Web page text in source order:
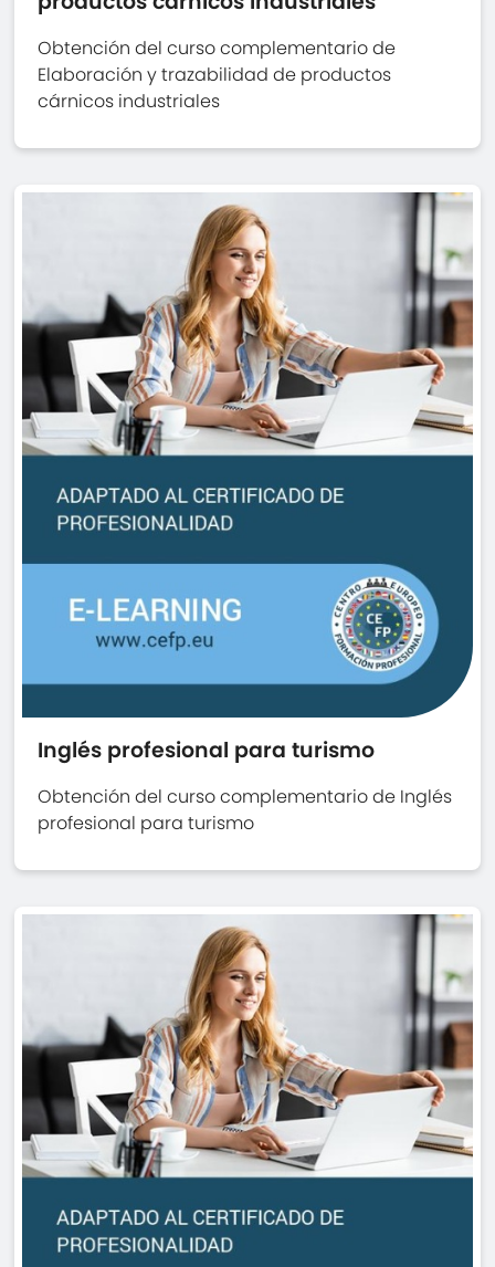
Obtención del curso complementario de
Elaboración y trazabilidad de productos
cárnicos industriales
Inglés profesional para turismo
Obtención del curso complementario de Inglés
profesional para turismo